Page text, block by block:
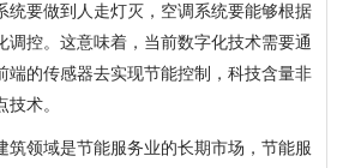
统要做到人走灯灭，空调系统要能够根据
调控。这意味着，当前数字化技术需要通
端的传感器去实现节能控制，科技含量非
术。
领域是节能服务业的长期市场，节能服